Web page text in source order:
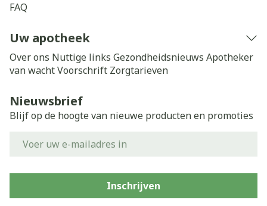
FAQ
Uw apotheek
Over ons Nuttige links Gezondheidsnieuws Apotheker
van wachtVoorschrift Zorgtarieven
Nieuwsbrief
Blijf op de hoogte van nieuwe producten en promoties
Inschrijven